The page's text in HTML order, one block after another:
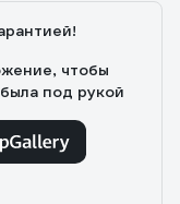
чтобы
под рукой